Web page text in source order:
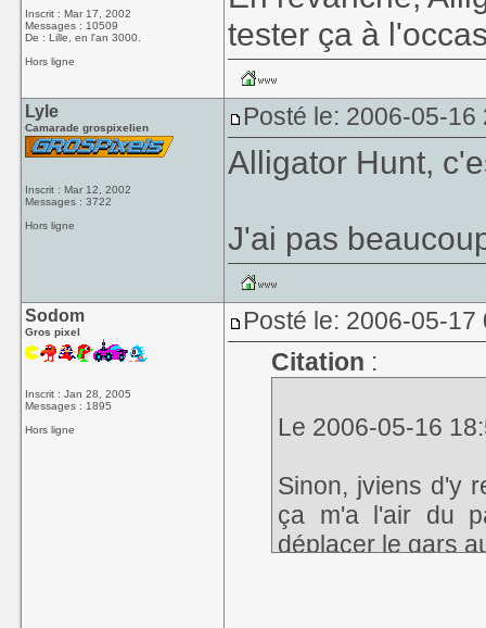
Inscrit : Mar 17, 2002
Messages : 10509
De : Lille, en l'an 3000.
Hors ligne
tester ça à
Lyle
Camarade grospixelien
Inscrit : Mar 12, 2002
Messages : 3722
Hors ligne
Posté le: 2006-05-16
Alligator Hunt,
J'ai pas
Sodom
Gros pixel
Inscrit : Jan 28, 2005
Messages : 1895
Hors ligne
Posté le: 2006-05-17
Citation :
Le 2006-05-16
Sinon, jviens d'y
ça m'a l'air du
déplacer le gars